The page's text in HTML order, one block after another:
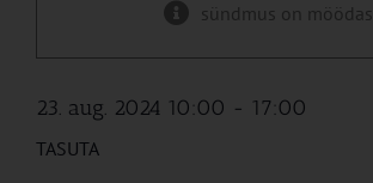
sündmus on möödas
23. aug. 2024 10:00 - 17:00
TASUTA